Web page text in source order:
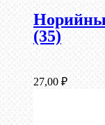
(35)
27,00 ₽